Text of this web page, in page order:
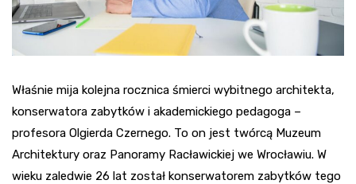
Właśnie mija kolejna rocznica śmierci wybitnego architekta,
konserwatora zabytków i akademickiego pedagoga –
profesora Olgierda Czernego. To on jest twórcą Muzeum
Architektury oraz Panoramy Racławickiej we Wrocławiu. W
wieku zaledwie 26 lat został konserwatorem zabytków tego